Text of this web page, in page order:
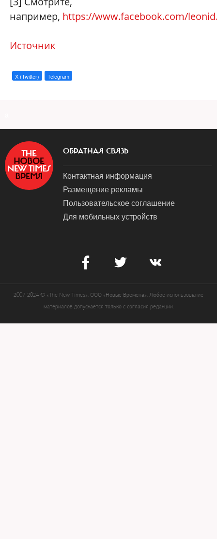
например, https://www.facebook.com/
Источник
X (Twitter) Telegram
ОБРАТНАЯ СВЯЗЬ
Контактная информация
Размещение рекламы
Пользовательское соглашение
Для мобильных устройств
2007-2024 © «The New Times». ООО «Новые Времена». Любое использование
материалов допускается только с согласия редакции.